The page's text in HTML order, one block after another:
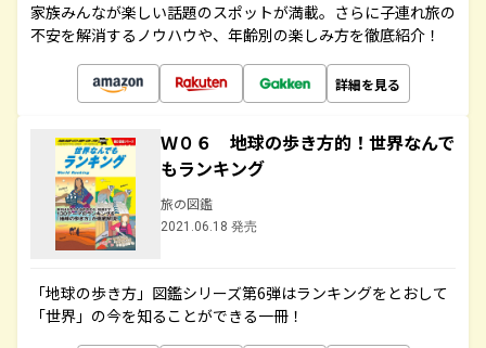
家族みんなが楽しい話題のスポットが満載。さらに子連れ旅の
不安を解消するノウハウや、年齢別の楽しみ方を徹底紹介！
詳細を見る
Ｗ０６ 地球の歩き方的！世界なんで
もランキング
旅の図鑑
2021.06.18 発売
「地球の歩き方」図鑑シリーズ第6弾はランキングをとおして
「世界」の今を知ることができる一冊！